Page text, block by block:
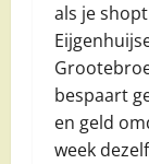
als je
bespaart
en geld
week